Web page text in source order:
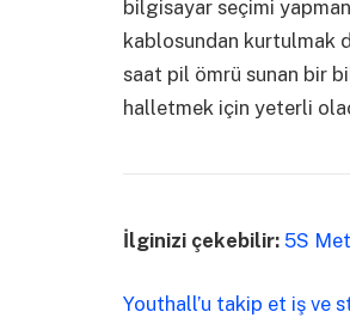
bilgisayar seçimi
kablosundan kurtulmak
saat pil ömrü sunan bir
halletmek için yeterli
İlginizi çekebilir: 5S
Youthall’u takip et iş ve